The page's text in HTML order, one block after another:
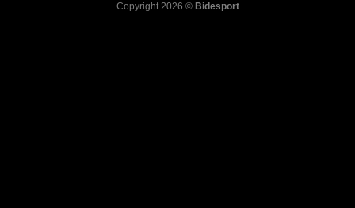
Copyright 2026 © Bidesport